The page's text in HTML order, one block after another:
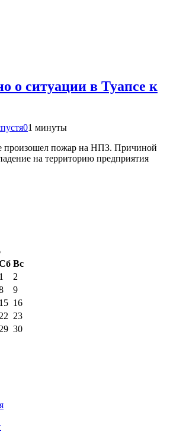
о ситуации в Туапсе к
01 минуты
произошел пожар на НПЗ. Причиной
на территорию предприятия
Вс
1
2
9
15 16
22 23
29 30